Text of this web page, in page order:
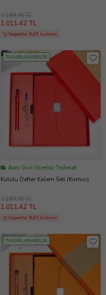
1.189,90 TL
1.011,42 TL
Sepette %15 İndirim
TASARLANABİLİR
Aynı Gün Ücretsiz Teslimat
Kutulu Defter Kalem Seti (Kırmızı)
1.189,90 TL
1.011,42 TL
Sepette %15 İndirim
TASARLANABİLİR